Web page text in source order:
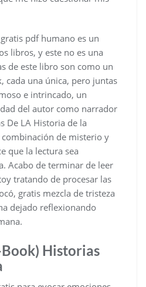
pdf humano es un
libros, y este no es una
de este libro son como un
cada una única, pero juntas
e intrincado, un
del autor como narrador
De LA Historia de la
de misterio y
que la lectura sea
Acabo de terminar de leer
tratando de procesar las
gratis mezcla de tristeza
dejado reflexionando
Book) Historias